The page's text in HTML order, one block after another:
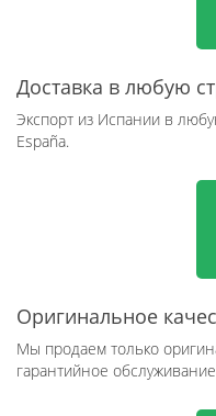
Доставка в любую
Экспорт из Испании в
España.
Оригинальное
Мы продаем только
гарантийное